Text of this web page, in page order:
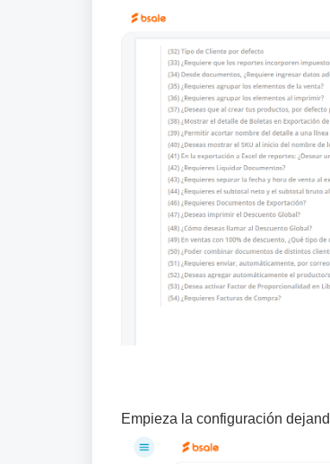
Empieza la configuración